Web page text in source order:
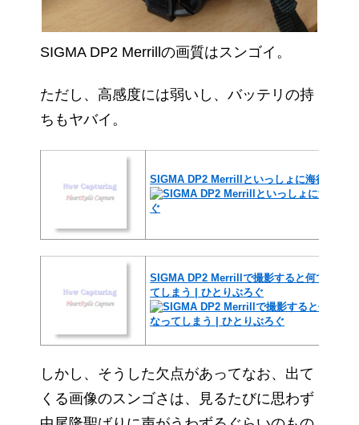
SIGMA DP2 Merrillの画質はスンゴイ。
ただし、高感度には弱いし、バッテリの持
ちもヤバイ。
SIGMA DP2 Merrillといっしょに海行って
SIGMA DP2 Merrillで撮影すると何でもウ
てしまう | ひとりぶろぐ
しかし、そうした欠点があってなお、出て
くる画像のスンゴさは、見るたびに思わず